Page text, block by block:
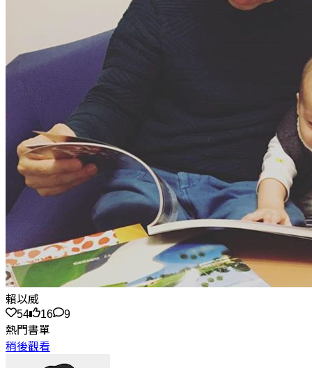
賴以威
54
16
9
熱門書單
稍後觀看